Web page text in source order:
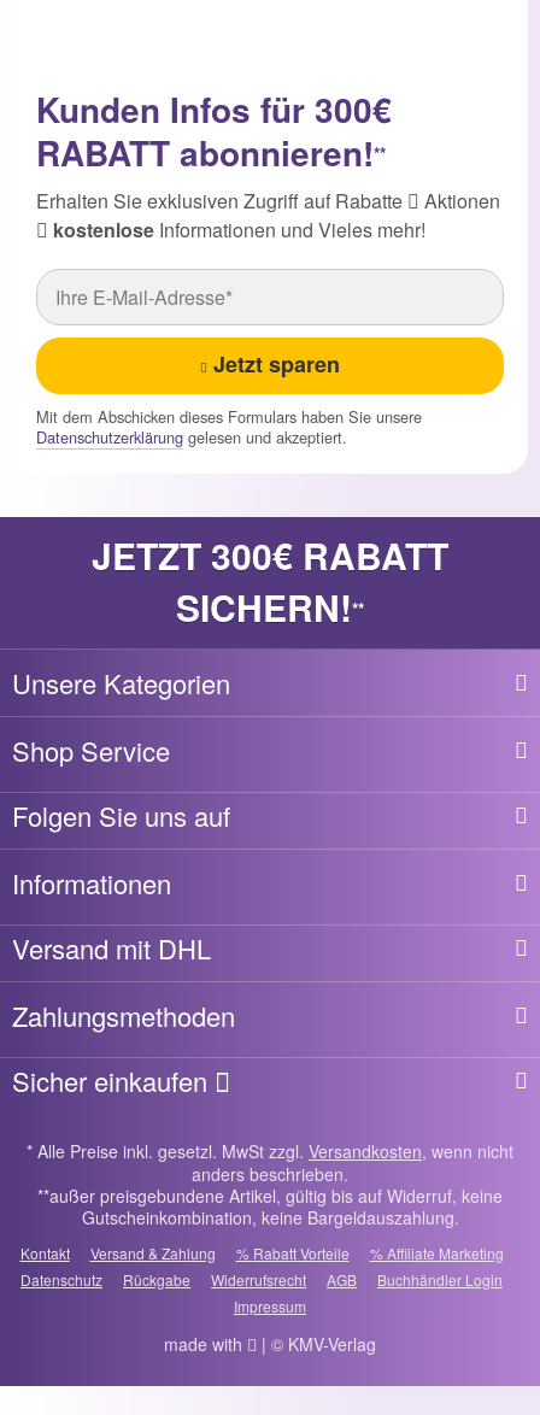
Kunden Infos für 300€
RABATT abonnieren!**
Erhalten Sie exklusiven Zugriff auf Rabatte
Aktionen
kostenlose Informationen und Vieles mehr!
Jetzt sparen
Mit dem Abschicken dieses Formulars haben Sie unsere
Datenschutzerklärung gelesen und akzeptiert.
JETZT 300€ RABATT
SICHERN!**
Unsere Kategorien
Shop Service
Folgen Sie uns auf
Informationen
Versand mit DHL
Zahlungsmethoden
Sicher einkaufen
* Alle Preise inkl. gesetzl. MwSt zzgl. Versandkosten, wenn nicht
anders beschrieben.
**außer preisgebundene Artikel, gültig bis auf Widerruf, keine
Gutscheinkombination, keine Bargeldauszahlung.
Kontakt Versand & Zahlung % Rabatt Vorteile
% Affiliate Marketing
Datenschutz
Rückgabe Widerrufsrecht AGB
Buchhändler Login
Impressum
made with | © KMV-Verlag